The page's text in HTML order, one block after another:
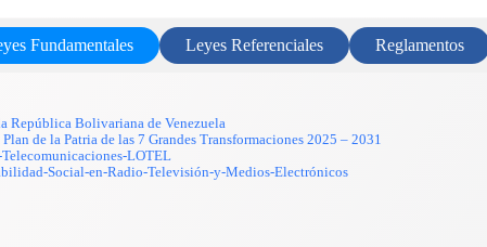
Fundamentales Leyes Referenciales Reglamentos
República Bolivariana de Venezuela
de la Patria de las 7 Grandes Transformaciones 2025 – 2031
LOTEL
Social-en-Radio-Televisión-y-Medios-Electrónicos